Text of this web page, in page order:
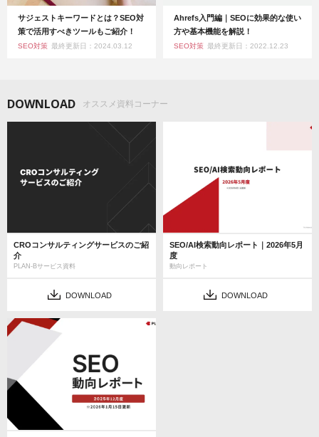
サジェストキーワードとは？SEO対
策で活用すべきツールもご紹介！
SEO対策 最終更新日：2024.03.12
Ahrefs入門編｜SEOに効果的な使い
方や基本機能を解説！
SEO対策 最終更新日：2022.12.23
DOWNLOAD オススメ資料コーナー
CROコンサルティングサービスのご紹
介
PLAN-Bサービス資料
DOWNLOAD
SEO/AI検索動向レポート｜2026年5月
度
動向レポート
DOWNLOAD